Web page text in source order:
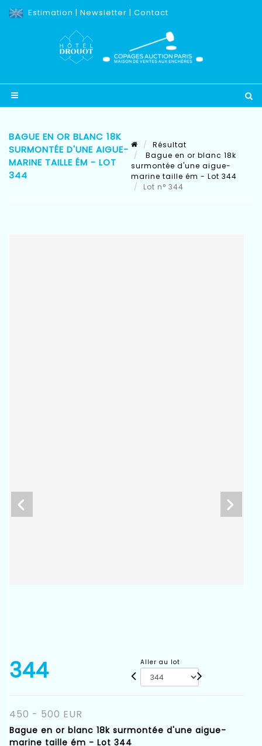
Estimation | Newsletter | Contact
BAGUE EN OR BLANC 18K
SURMONTÉE D'UNE AIGUE-
MARINE TAILLE ÉM - LOT
344
Résultat
Bague en or blanc 18k
surmontée d'une aigue-
marine taille ém - Lot 344
Lot n° 344
344 Aller au lot
450 - 500 EUR
Bague en or blanc 18k surmontée d'une aigue-
marine taille ém - Lot 344